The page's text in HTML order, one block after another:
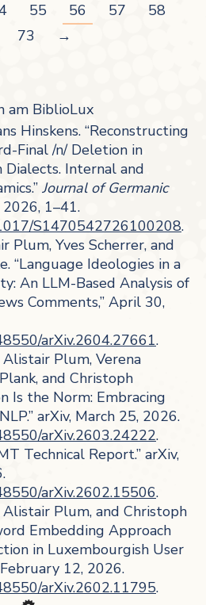
55 56 57
58
73 →
am BiblioLux
Hinskens. “Reconstructing
Final /n/ Deletion in
Dialects. Internal and
Journal of Germanic
2026, 1–41.
S1470542726100208.
Plum, Yves Scherrer, and
“Language Ideologies in a
An LLM-Based Analysis of
Comments,” April 30,
arXiv.2604.27661.
Plum, Verena
and Christoph
Is the Norm: Embracing
arXiv, March 25, 2026.
arXiv.2603.24222.
Technical Report.” arXiv,
arXiv.2602.15506.
Plum, and Christoph
Embedding Approach
in Luxembourgish User
12, 2026.
arXiv.2602.11795.